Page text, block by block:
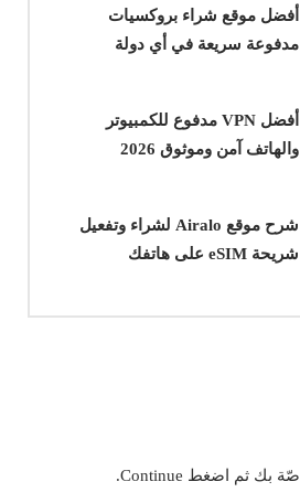
أفضل موقع شراء بروكسيات
مدفوعة سريعة في أي دولة
أفضل VPN مدفوع للكمبيوتر
والهاتف آمن وموثوق 2026
شرح موقع Airalo لشراء وتفعيل
شريحة eSIM على هاتفك